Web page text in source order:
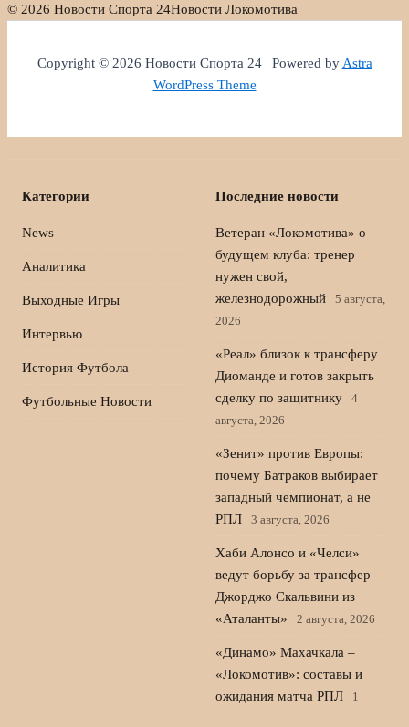
© 2026 Новости Спорта 24Новости Локомотива
Copyright © 2026 Новости Спорта 24 | Powered byAstra
WordPress Theme
Категории
News
Аналитика
Выходные Игры
Интервью
История Футбола
Футбольные Новости
Последние новости
Ветеран «Локомотива» о
будущем клуба: тренер
нужен свой,
железнодорожный
5 августа,
2026
«Реал» близок к трансферу
Диоманде и готов закрыть
сделку по защитнику
4
августа, 2026
«Зенит» против Европы:
почему Батраков выбирает
западный чемпионат, а не
РПЛ
3 августа, 2026
Хаби Алонсо и «Челси»
ведут борьбу за трансфер
Джорджо Скальвини из
«Аталанты»
2 августа, 2026
«Динамо» Махачкала –
«Локомотив»: составы и
ожидания матча РПЛ
1